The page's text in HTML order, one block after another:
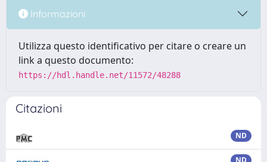
Informazioni
Utilizza questo identificativo per citare o creare un
link a questo documento:
https://hdl.handle.net/11572/48288
Citazioni
ND